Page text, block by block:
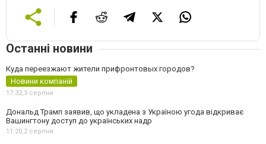
Останні новини
Куда переезжают жители прифронтовых городов?
Новини компаній
17:32,3 серпня
Дональд Трамп заявив, що укладена з Україною угода відкриває
Вашингтону доступ до українських надр
11:20,2 серпня